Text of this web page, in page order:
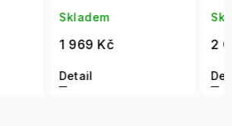
Skladem
1 969 Kč
Detail
2